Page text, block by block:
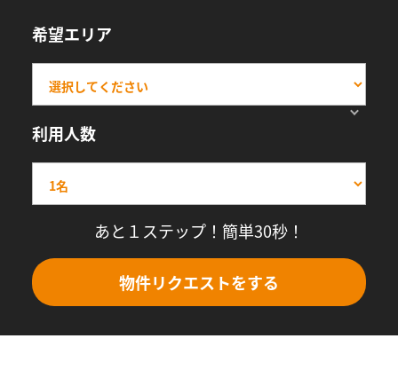
希望エリア
利用人数
あと１ステップ！簡単30秒！
物件リクエストをする